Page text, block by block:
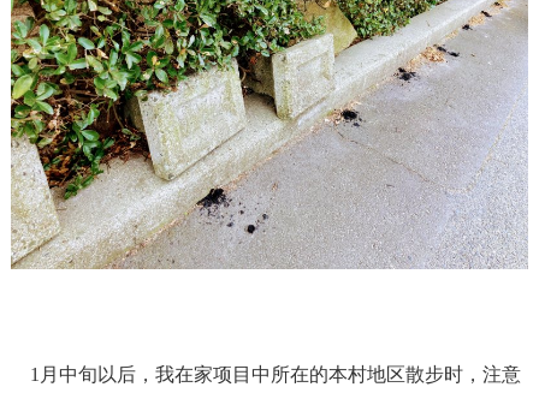
1月中旬以后，我在家项目中所在的本村地区散步时，注意